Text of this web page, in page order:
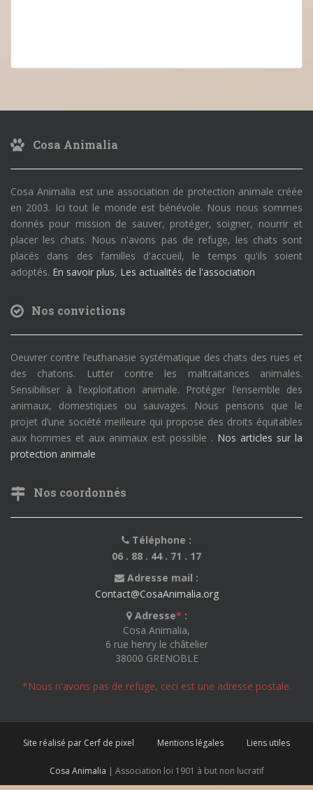
Cosa Animalia
Cosa Animalia est une association de protection animale créée
en 2003. Ici tout le monde est bénévole. Nous nous sommes
donnés pour mission de sauver, protéger, soigner, nourrir et
placer les chats. Nous n'avons pas de refuge, les chats sont
placés dans des familles d'accueil, le temps qu'ils soient
adoptés. En savoir plus, Les actualités de l'association
Nos convictions
Oeuvrer contre l’euthanasie systématique des chats des rues et
des chatons. Lutter contre les maltraitances animales.
Sensibiliser à l’exploitation animale. Protéger l’ensemble des
animaux, domestiques ou sauvages. Nous pensons que le
projet d’une société meilleure qui propose des droits équitables
aux hommes et aux animaux est possible . Nos articles sur la
protection animale
Nos coordonnés
Téléphone :
06 . 88 . 44 . 71 . 17
Adresse mail :
Contact@CosaAnimalia.org
Adresse* :
Cosa Animalia,
6 rue henry le châtelier
38000 GRENOBLE
*Nous n'avons pas de refuge, ceci est une adresse postale.
Site réalisé par Cerf de pixel Mentions légales Liens utiles
Cosa Animalia | Association loi 1901 à but non lucratif